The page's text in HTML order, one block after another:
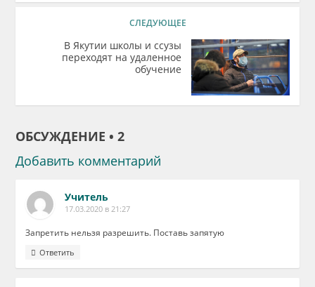
СЛЕДУЮЩЕЕ
В Якутии школы и ссузы
переходят на удаленное
обучение
ОБСУЖДЕНИЕ • 2
Добавить комментарий
Учитель
17.03.2020 в 21:27
Запретить нельзя разрешить. Поставь запятую
Ответить